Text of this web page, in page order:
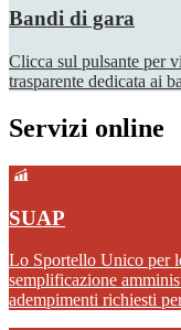
Bandi di gara
Clicca sul pulsante per
trasparente dedicata ai
Servizi online
SUAP
Lo Sportello Unico per
semplificazione
adempimenti richiesti